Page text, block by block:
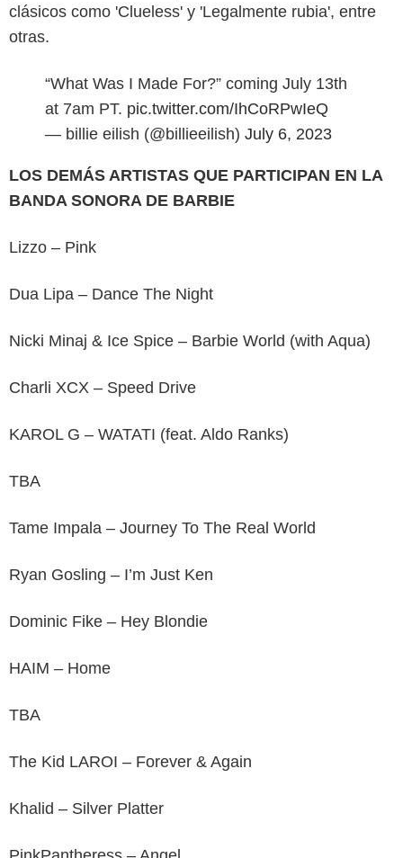
clásicos como 'Clueless' y 'Legalmente rubia', entre
otras.
“What Was I Made For?” coming July 13th
at 7am PT. pic.twitter.com/IhCoRPwIeQ
— billie eilish (@billieeilish) July 6, 2023
LOS DEMÁS ARTISTAS QUE PARTICIPAN EN LA
BANDA SONORA DE BARBIE
Lizzo – Pink
Dua Lipa – Dance The Night
Nicki Minaj & Ice Spice – Barbie World (with Aqua)
Charli XCX – Speed Drive
KAROL G – WATATI (feat. Aldo Ranks)
TBA
Tame Impala – Journey To The Real World
Ryan Gosling – I’m Just Ken
Dominic Fike – Hey Blondie
HAIM – Home
TBA
The Kid LAROI – Forever & Again
Khalid – Silver Platter